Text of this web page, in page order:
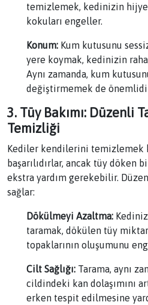
temizlemek, kedinizin
kokuları engeller.
Konum: Kum kutusunu
yere koymak, kedinizin
Aynı zamanda, kum
değiştirmemek de
3. Tüy Bakımı: Düzenli
Temizliği
Kediler kendilerini temizlemek
başarılıdırlar, ancak tüy döken
ekstra yardım gerekebilir.
sağlar:
Dökülmeyi Azaltma:
taramak, dökülen tüy
topaklarının oluşumunu
Cilt Sağlığı: Tarama, aynı
cildindeki kan dolaşımını
erken tespit edilmesine